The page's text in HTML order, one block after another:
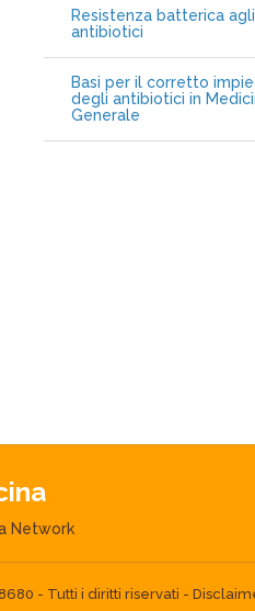
Resistenza batterica agli
antibiotici
Basi per il corretto
degli antibiotici in
Generale
Network
- Tutti i diritti riservati -